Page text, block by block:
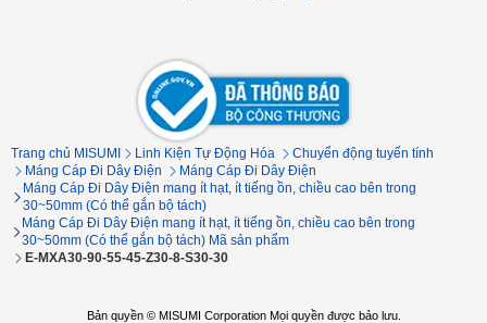
Trang chủ MISUMI Linh Kiện Tự Động Hóa
Chuyển động tuyến tính
Máng Cáp Đi Dây Điện
Máng Cáp Đi Dây Điện
Máng Cáp Đi Dây Điện mang ít hạt, ít tiếng ồn, chiều cao bên trong
30~50mm (Có thể gắn bộ tách)
Máng Cáp Đi Dây Điện mang ít hạt, ít tiếng ồn, chiều cao bên trong
30~50mm (Có thể gắn bộ tách) Mã sản phẩm
E-MXA30-90-55-45-Z30-8-S30-30
Bản quyền © MISUMI Corporation Mọi quyền được bảo lưu.